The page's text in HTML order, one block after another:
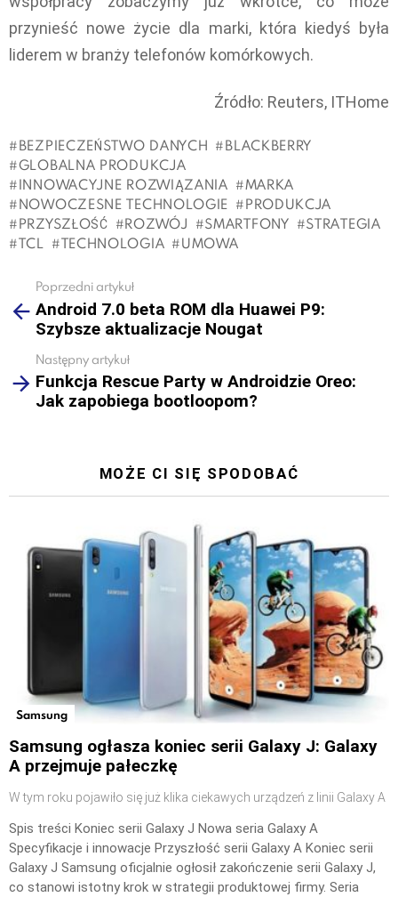
przynieść nowe życie dla marki, która kiedyś była
liderem w branży telefonów komórkowych.
Źródło: Reuters, ITHome
BEZPIECZEŃSTWO DANYCH
BLACKBERRY
GLOBALNA PRODUKCJA
INNOWACYJNE ROZWIĄZANIA
MARKA
NOWOCZESNE TECHNOLOGIE
PRODUKCJA
PRZYSZŁOŚĆ
ROZWÓJ SMARTFONY
STRATEGIA
TCL
TECHNOLOGIA UMOWA
more
Poprzedni artykuł
Android 7.0 beta ROM dla Huawei P9:
Szybsze aktualizacje Nougat
Następny artykuł
Funkcja Rescue Party w Androidzie Oreo:
Jak zapobiega bootloopom?
MOŻE CI SIĘ SPODOBAĆ
Samsung
Samsung ogłasza koniec serii Galaxy J: Galaxy
A przejmuje pałeczkę
W tym roku pojawiło się już klika ciekawych urządzeń z linii Galaxy A
Spis treści Koniec serii Galaxy J Nowa seria Galaxy A
Specyfikacje i innowacje Przyszłość serii Galaxy A Koniec serii
Galaxy J Samsung oficjalnie ogłosił zakończenie serii Galaxy J,
co stanowi istotny krok w strategii produktowej firmy. Seria